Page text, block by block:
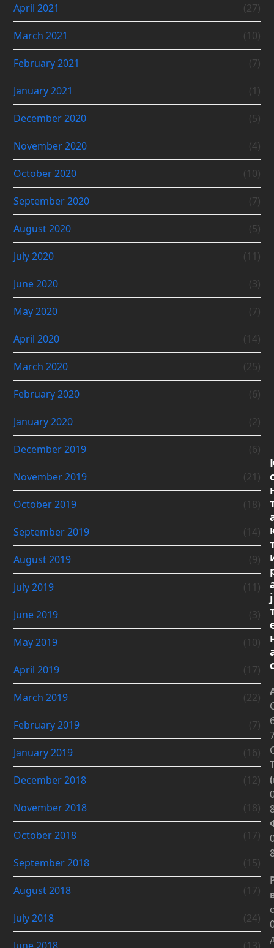
April 2021 (27)
March 2021 (10)
February 2021 (7)
January 2021 (1)
December 2020 (5)
November 2020 (4)
October 2020 (10)
September 2020 (7)
August 2020 (5)
July 2020 (11)
June 2020 (3)
May 2020 (7)
April 2020 (14)
March 2020 (25)
February 2020 (6)
January 2020 (2)
December 2019 (6)
November 2019 (21)
October 2019 (18)
September 2019 (14)
August 2019 (9)
July 2019 (11)
June 2019 (3)
May 2019 (10)
April 2019 (17)
March 2019 (22)
February 2019 (7)
January 2019 (16)
December 2018 (12)
November 2018 (18)
October 2018 (17)
September 2018 (15)
August 2018 (17)
July 2018 (24)
ј